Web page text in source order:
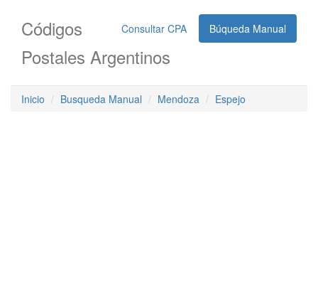
Consultar CPA Búqueda Manual
Códigos
Postales Argentinos
Inicio Busqueda Manual Mendoza Espejo